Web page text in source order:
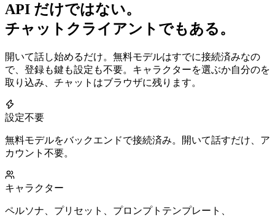
API だけではない。
チャットクライアントでもある。
開いて話し始めるだけ。無料モデルはすでに接続済みなの
で、登録も鍵も設定も不要。キャラクターを選ぶか自分のを
取り込み、チャットはブラウザに残ります。
設定不要
無料モデルをバックエンドで接続済み。開いて話すだけ、ア
カウント不要。
キャラクター
ペルソナ、プリセット、プロンプトテンプレート、